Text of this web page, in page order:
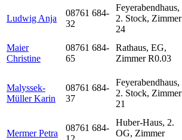
Ludwig Anja
08761 684-
32
Feyerabendhaus,
2. Stock, Zimmer
24
Maier
Christine
08761 684-
65
Rathaus, EG,
Zimmer R0.03
Malyssek-
Müller Karin
08761 684-
37
Feyerabendhaus,
2. Stock, Zimmer
21
Mermer Petra
08761 684-
Huber-Haus, 2.
OG, Zimmer